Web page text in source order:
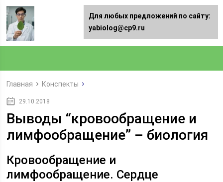
Главная Конспекты
29.10.2018
Выводы “кровообращение и
лимфообращение” – биология
Кровообращение и
лимфообращение. Сердце
Для любых предложений по сайту:
yabiolog@cp9.ru